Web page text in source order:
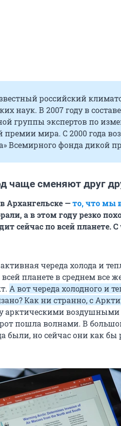
российский
наук. В 2007 году в составе
группы экспертов по
премии мира. С 2000 года
Всемирного фонда дикой
чаще сменяют друг
Архангельске —то, что мы
а в этом году резко
сейчас по всей планете.
череда холода и
планете в среднем все
А вот череда холодного и
Как ни странно, с
арктическими
пошла волнами. В
были, но сейчас они как бы